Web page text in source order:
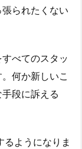
られたくない
べてのスタッ
何か新しいこ
段に訴える
ようになりま